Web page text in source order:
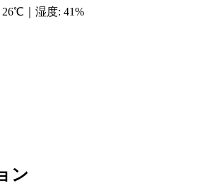
26℃ 湿度: 41%
ン